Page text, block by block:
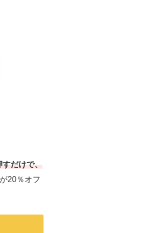
すだけで、
20％オフ